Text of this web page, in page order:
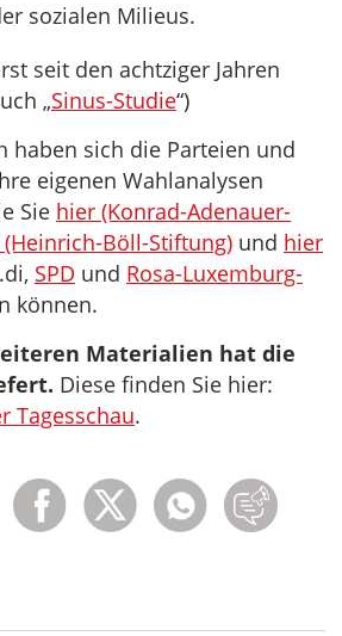
sozialen Milieus.
seit den achtziger Jahren
„Sinus-Studie“)
haben sich die Parteien und
eigenen Wahlanalysen
Sie hier (Konrad-Adenauer-
Böll-Stiftung) und hier
SPD und Rosa-Luxemburg-
können.
Materialien hat die
Diese finden Sie hier:
Tagesschau.